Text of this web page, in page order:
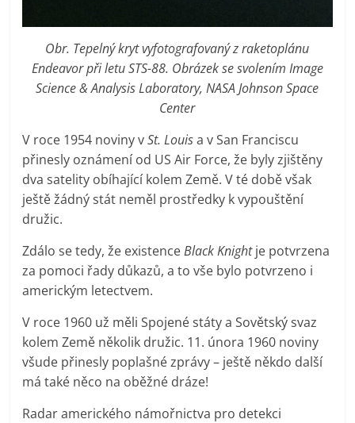
Obr. Tepelný kryt vyfotografovaný z raketoplánu
Endeavor při letu STS-88. Obrázek se svolením Image
Science & Analysis Laboratory, NASA Johnson Space
Center
V roce 1954 noviny vSt. Louisa v San Franciscu
přinesly oznámení od US Air Force, že byly zjištěny
dva satelity obíhající kolem Země. V té době však
ještě žádný stát neměl prostředky k vypouštění
družic.
Zdálo se tedy, že existenceBlack Knightje potvrzena
za pomoci řady důkazů, a to vše bylo potvrzeno i
americkým letectvem.
V roce 1960 už měli Spojené státy a Sovětský svaz
kolem Země několik družic. 11. února 1960 noviny
všude přinesly poplašné zprávy – ještě někdo další
má také něco na oběžné dráze!
Radar amerického námořnictva pro detekci